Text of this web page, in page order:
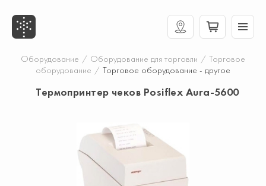
Оборудование / Оборудование для торговли / Торговое
оборудование / Торговое оборудование - другое
Термопринтер чеков Posiflex Aura-5600